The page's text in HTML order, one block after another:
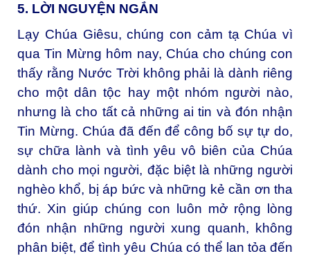
5. LỜI NGUYỆN NGẮN
Lạy Chúa Giêsu, chúng con cảm tạ Chúa vì
qua Tin Mừng hôm nay, Chúa cho chúng con
thấy rằng Nước Trời không phải là dành riêng
cho một dân tộc hay một nhóm người nào,
nhưng là cho tất cả những ai tin và đón nhận
Tin Mừng. Chúa đã đến để công bố sự tự do,
sự chữa lành và tình yêu vô biên của Chúa
dành cho mọi người, đặc biệt là những người
nghèo khổ, bị áp bức và những kẻ cần ơn tha
thứ. Xin giúp chúng con luôn mở rộng lòng
đón nhận những người xung quanh, không
phân biệt, để tình yêu Chúa có thể lan tỏa đến